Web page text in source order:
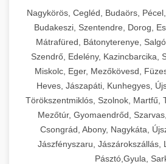
Nagykörös, Cegléd, Budaörs,
Budakeszi, Szentendre, Dorog,
Mátrafüred, Bátonyterenye,
Szendrő, Edelény, Kazincbarcika,
Miskolc, Eger, Mezőkövesd,
Heves, Jászapáti, Kunhegyes,
Törökszentmiklós, Szolnok, Martfű,
Mezőtúr, Gyomaendrőd,
Csongrád, Abony, Nagykáta,
Jászfényszaru, Jászárokszállás,
Pásztó,Gyula,